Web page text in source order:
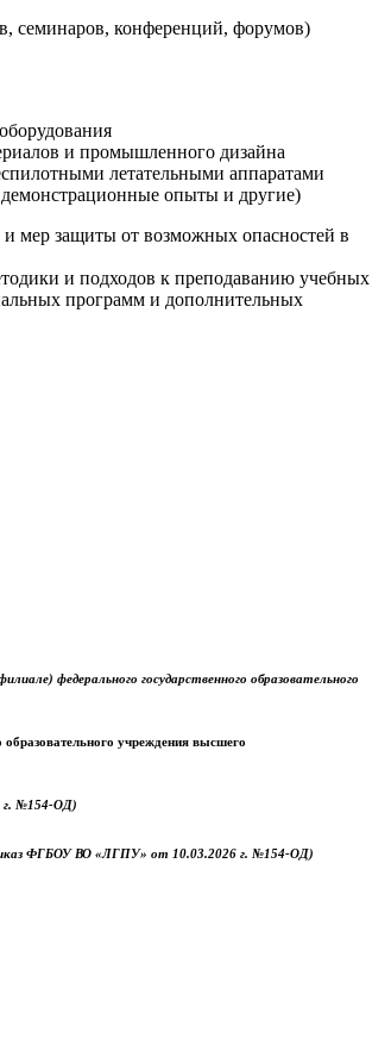
семинаров, конференций, форумов)
и промышленного дизайна
летательными аппаратами
демонстрационные опыты и другие)
и мер защиты от возможных опасностей в
и подходов к преподаванию учебных
программ и дополнительных
федерального государственного образовательного
учреждения высшего
г. №154-ОД)
ФГБОУ ВО «ЛГПУ» от 10.03.2026 г. №154-ОД)